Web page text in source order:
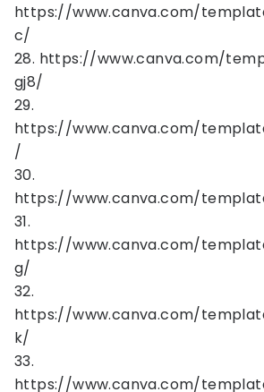
https://www.canva.com/
c/
28. https://www.canva.com/
gj8/
29.
https://www.canva.com/
/
30.
https://www.canva.com/
31.
https://www.canva.com/
g/
32.
https://www.canva.com/
k/
33.
https://www.canva.com/